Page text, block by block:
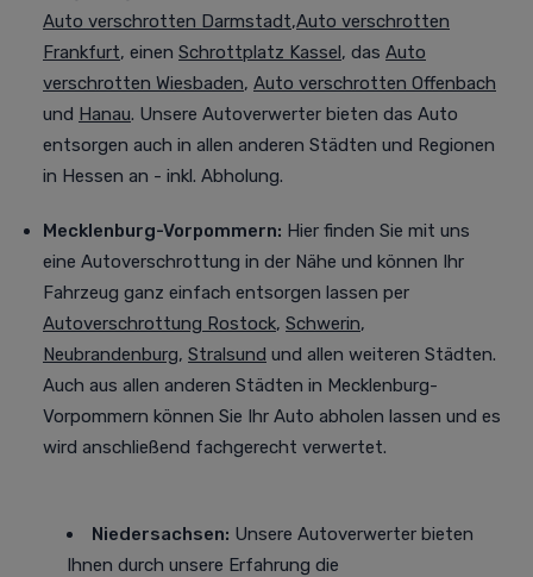
Auto verschrotten Darmstadt,Auto verschrotten
Frankfurt, einen Schrottplatz Kassel, das Auto
verschrotten Wiesbaden, Auto verschrotten Offenbach
und Hanau. Unsere Autoverwerter bieten das Auto
entsorgen auch in allen anderen Städten und Regionen
in Hessen an - inkl. Abholung.
Mecklenburg-Vorpommern: Hier finden Sie mit uns
eine Autoverschrottung in der Nähe und können Ihr
Fahrzeug ganz einfach entsorgen lassen per
Autoverschrottung Rostock, Schwerin,
Neubrandenburg, Stralsund und allen weiteren Städten.
Auch aus allen anderen Städten in Mecklenburg-
Vorpommern können Sie Ihr Auto abholen lassen und es
wird anschließend fachgerecht verwertet.
Niedersachsen: Unsere Autoverwerter bieten
Ihnen durch unsere Erfahrung die